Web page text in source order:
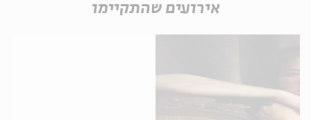
אירועים שהתקיימו